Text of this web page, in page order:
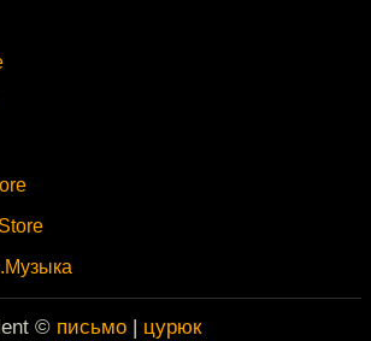
© письмо | цурюк